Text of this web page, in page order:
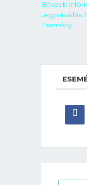
Bővebb
Jegyvásárlás:
Esemény: